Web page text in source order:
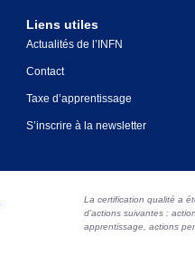
Liens utiles
Actualités de l’INFN
Contact
Taxe d’apprentissage
S’inscrire à la newsletter
La certification qualité a
d’actions suivantes :
apprentissage, actions